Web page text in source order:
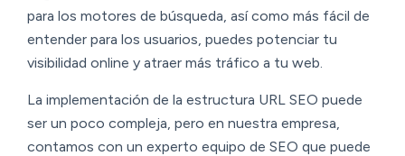
para los motores de búsqueda, así como más fácil de
entender para los usuarios, puedes potenciar tu
visibilidad online y atraer más tráfico a tu web.
La implementación de la estructura URL SEO puede
ser un poco compleja, pero en nuestra empresa,
contamos con un experto equipo de SEO que puede